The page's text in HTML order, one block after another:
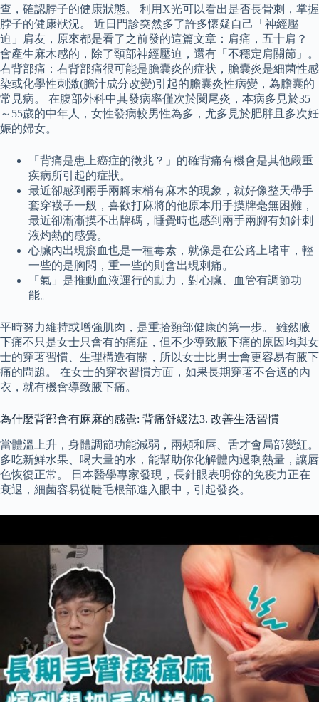
查，確認脖子的健康狀態。 利用X光可以看出是否長骨刺，掌握
脖子的健康狀況。 近日門診突然多了許多懷疑自己「神經壓
迫」肩友，原來都是看了之前發的這篇文章：肩痛，五十肩？
會產生麻木感的，除了頸部神經壓迫，還有「不穩定肩關節」。
右背部痛：右背部痛很可能是膽囊炎的症状，膽囊炎是細菌性感
染或化學性刺激(膽汁成分改變)引起的膽囊炎性病變，為膽囊的
常見病。 在腹部外科中其發病率僅次於闌尾炎，本病多見於35
～55歲的中年人，女性發病較男性為多，尤多見於肥胖且多次妊
娠的婦女。
「背痛是患上癌症的徵兆？」的確背痛有機會是其他嚴重
疾病所引起的症狀。
最近卻感到兩手兩腳末梢有麻木的現象，就好像整天帶手
套穿襪子一般，喜歡打麻將的他原本用手摸牌毫無困難，
最近卻漸漸摸不出牌碼，睡覺時也感到兩手兩腳有如針刺
液灼熱的感覺。
心臟內出現瘀血也是一種毒素，就像是在公路上堵車，輕
一些的是胸悶，重一些的則會出現刺痛。
「氣」是推動血液運行的動力，對心臟、血管有調節功
能。
平時努力維持或增強肌肉，是重拾頸部健康的第一步。 雖然腋
下痛不只是女士只會有的痛症，但不少導致腋下痛的原因均與女
士的穿著習慣、生理構造有關，所以女士比男士會更容易有腋下
痛的問題。 在女士的穿衣習慣方面，如果長期穿著不合適的內
衣，就有機會導致腋下痛。
為什麼背部會有麻麻的感覺: 背痛舒緩法3. 改善生活習慣
當體溫上升，身體調節功能減弱，兩頰和唇、舌才會局部變紅。
多吃新鮮水果、喝大量的水，能幫助你化解體內過剩熱量，讓唇
色恢復正常。 日本醫學專家發現，長針眼表明你的免疫力正在
衰退，細菌容易從睫毛根部進入眼中，引起發炎。